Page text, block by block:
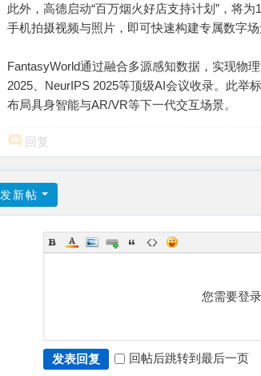
此外，高德启动“百万烟火好店支持计划”，将
手机拍摄视频与照片，即可快速构建专属数字场
FantasyWorld通过融合多源感知数据，实现物
2025、NeurIPS 2025等顶级AI会议收录。此举
布局具身智能与AR/VR等下一代交互场景。
回复
发新帖
您需要登
发表回复 回帖后跳转到最后一页